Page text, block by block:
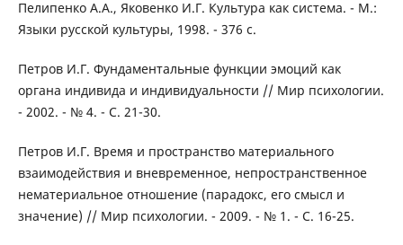
Пелипенко А.А., Яковенко И.Г. Культура как система. - М.:
Языки русской культуры, 1998. - 376 с.
Петров И.Г. Фундаментальные функции эмоций как
органа индивида и индивидуальности // Мир психологии.
- 2002. - № 4. - С. 21-30.
Петров И.Г. Время и пространство материального
взаимодействия и вневременное, непространственное
нематериальное отношение (парадокс, его смысл и
значение) // Мир психологии. - 2009. - № 1. - С. 16-25.